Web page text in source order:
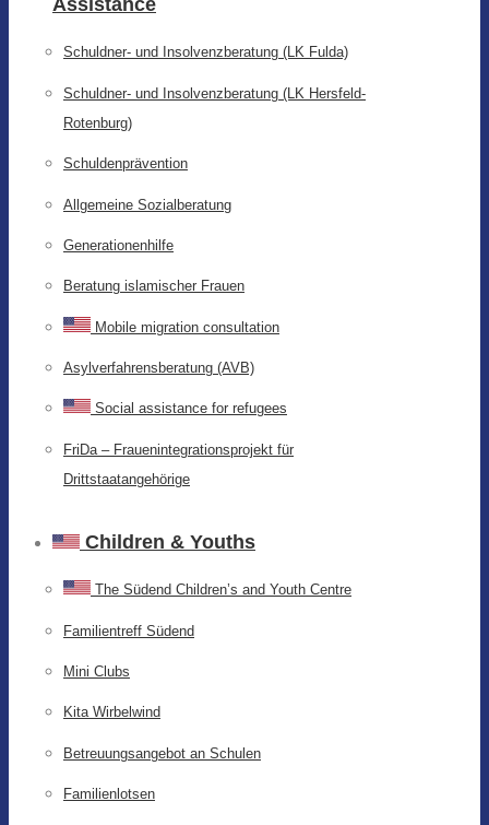
Assistance
Schuldner- und Insolvenzberatung (LK Fulda)
Schuldner- und Insolvenzberatung (LK Hersfeld-
Rotenburg)
Schuldenprävention
Allgemeine Sozialberatung
Generationenhilfe
Beratung islamischer Frauen
Mobile migration consultation
Asylverfahrensberatung (AVB)
Social assistance for refugees
FriDa – Frauenintegrationsprojekt für
Drittstaatangehörige
Children & Youths
The Südend Children’s and Youth Centre
Familientreff Südend
Mini Clubs
Kita Wirbelwind
Betreuungsangebot an Schulen
Familienlotsen